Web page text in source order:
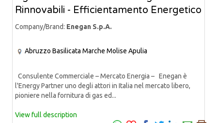
Rinnovabili - Efficientamento Energetico
Company/Brand: Enegan S.p.A.
Abruzzo Basilicata Marche Molise Apulia
Consulente Commerciale – Mercato Energia – Enegan è
l'Energy Partner uno degli attori in Italia nel mercato libero,
pioniere nella fornitura di gas ed...
View full description